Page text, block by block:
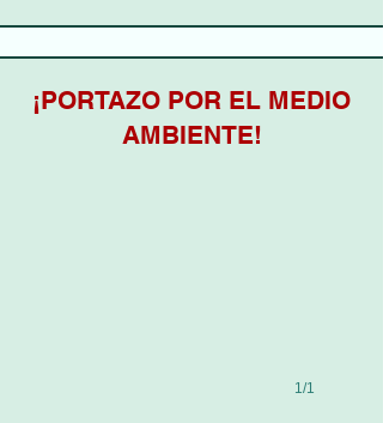
¡PORTAZO POR EL MEDIO
AMBIENTE!
1/1